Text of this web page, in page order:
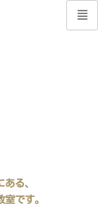
る、
です。